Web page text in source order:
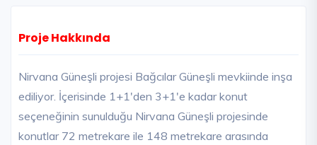
Proje Hakkında
Nirvana Güneşli projesi Bağcılar Güneşli mevkiinde inşa
ediliyor. İçerisinde 1+1'den 3+1'e kadar konut
seçeneğinin sunulduğu Nirvana Güneşli projesinde
konutlar 72 metrekare ile 148 metrekare arasında